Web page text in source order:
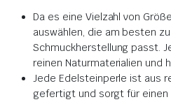
Da es eine Vielzahl von
auswählen, die am besten
Schmuckherstellung passt.
reinen Naturmaterialien und
Jede Edelsteinperle ist aus
gefertigt und sorgt für einen